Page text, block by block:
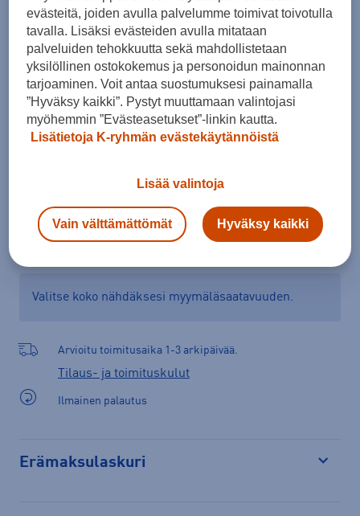
Koko
38
Kokotaulukko
Lisää ostoskoriin
Tarkista saatavuus ja tilaa myymälästä
Valitse koko nähdäksesi myymäläsaatavuuden.
Arvioitu toimitusaika 1-3 arkipäivää.
Tilaus- ja toimituskulut
Ilmainen palautus
Erämaksulaskuri
evästeitä, joiden avulla palvelumme toimivat toivotulla
tavalla. Lisäksi evästeiden avulla mitataan
palveluiden tehokkuutta sekä mahdollistetaan
yksilöllinen ostokokemus ja personoidun mainonnan
tarjoaminen. Voit antaa suostumuksesi painamalla
”Hyväksy kaikki”. Pystyt muuttamaan valintojasi
myöhemmin ”Evästeasetukset”-linkin kautta.
Lisätietoja K-ryhmän evästekäytännöistä
Lisää valintoja
Vain välttämättömät Hyväksy kaikki